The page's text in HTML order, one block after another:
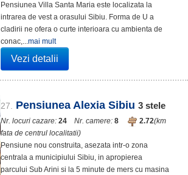
Pensiunea Villa Santa Maria este localizata la
intrarea de vest a orasului Sibiu. Forma de U a
cladirii ne ofera o curte interioara cu ambienta de
conac,...mai mult
Vezi detalii
27. Pensiunea Alexia Sibiu 3 stele
Nr. locuri cazare: 24 Nr. camere: 8 2.72(km
fata de centrul localitatii)
Pensiune nou construita, asezata intr-o zona
centrala a municipiului Sibiu, in apropierea
parcului Sub Arini si la 5 minute de mers cu masina